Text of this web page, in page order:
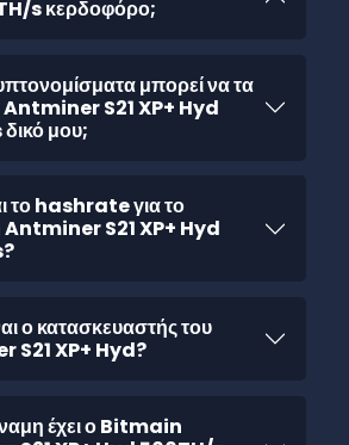
s κερδοφόρο;
μπορεί να τα
S21 XP+ Hyd
μου;
το hashrate για το
S21 XP+ Hyd
ο κατασκευαστής του
S21 XP+ Hyd?
έχει ο Bitmain